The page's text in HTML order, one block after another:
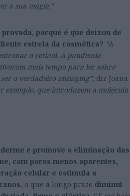
a sua magia.”
porque é que deixou de
estrela da cosmética? “A
o retinol. A pandemia
mais tempo para ler sobre
o verdadeiro antiaging”, diz Joana
exemplo, que introduzem a molécula
e promove a eliminação das
com poros menos aparentes,
celular e estimula a
, o que a longo prazo diminui